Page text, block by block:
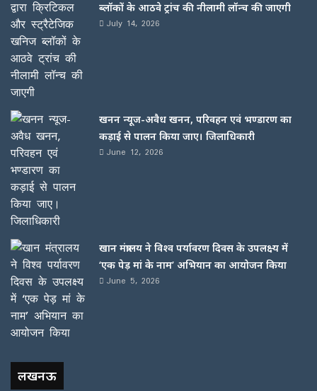
ब्लॉकों के आठवे ट्रांच की नीलामी लॉन्च की जाएगी
July 14, 2026
खनन न्यूज-अवैध खनन, परिवहन एवं भण्डारण का
कड़ाई से पालन किया जाए। जिलाधिकारी
June 12, 2026
खान मंत्रालय ने विश्व पर्यावरण दिवस के उपलक्ष्य में
‘एक पेड़ मां के नाम’ अभियान का आयोजन किया
June 5, 2026
लखनऊ